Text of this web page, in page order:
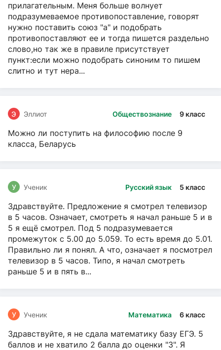
прилагательным. Меня больше волнует
подразумеваемое противопоставление, говорят
нужно поставить союз "а" и подобрать
противопоставляют ее и тогда пишется раздельно
слово,но так же в правиле присутствует
пункт:если можно подобрать синоним то пишем
слитно и тут нера...
Обществознание 9 класс
Э Эллиот
Можно ли поступить на философию после 9
класса, Беларусь
Русский язык 5 класс
У Ученик
Здравствуйте. Предложение я смотрел телевизор
в 5 часов. Означает, смотреть я начал раньше 5 и в
5 я ещё смотрел. Под 5 подразумевается
промежуток с 5.00 до 5.059. То есть время до 5.01.
Правильно ли я понял. А что, означает я посмотрел
телевизор в 5 часов. Типо, я начал смотреть
раньше 5 и в пять в...
Математика 6 класс
У Ученик
Здравствуйте, я не сдала математику базу ЕГЭ. 5
баллов и не хватило 2 балла до оценки "3". Я